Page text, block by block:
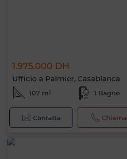
1.975.000 DH
Ufficio a Palmier, Casablanca
107 m² 1 Bagno
Contatta Chiama